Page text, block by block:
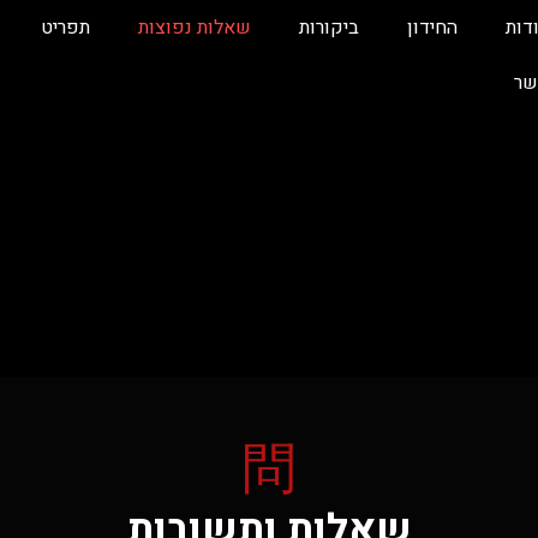
החידון ביקורות שאלות נפוצות
תפריט
問